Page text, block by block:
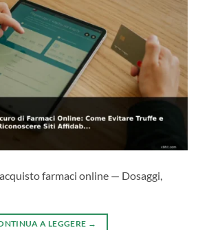
farmaci online — Dosaggi,
A LEGGERE →